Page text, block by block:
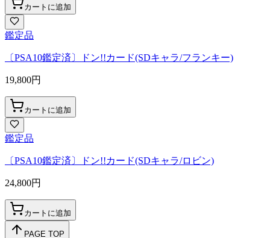
カートに追加
鑑定品
〔PSA10鑑定済〕ドン!!カード(SDキャラ/フランキー)
19,800円
カートに追加
鑑定品
〔PSA10鑑定済〕ドン!!カード(SDキャラ/ロビン)
24,800円
カートに追加
PAGE TOP